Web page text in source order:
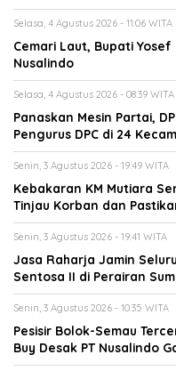
Selasa, 4 Agustus 2026 - 11:06 WITA
Cemari Laut, Bupati
Nusalindo
Selasa, 4 Agustus 2026 - 08:39 WITA
Panaskan Mesin Partai,
Pengurus DPC di 24
Senin, 3 Agustus 2026 - 19:49 WITA
Kebakaran KM Mutiara
Tinjau Korban dan
Senin, 3 Agustus 2026 - 19:41 WITA
Jasa Raharja Jamin
Sentosa II di Perairan
Senin, 3 Agustus 2026 - 10:35 WITA
Pesisir Bolok-Semau
Buy Desak PT Nusalindo